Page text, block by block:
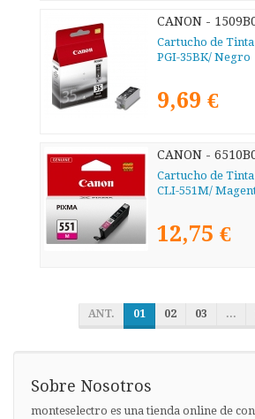
CANON -
Cartucho de
PGI-35BK/ Negro
9,69 €
CANON -
Cartucho de
CLI-551M/
12,75 €
ANT. 01 02 03 ...
Sobre Nosotros
monteselectro es una tienda online de